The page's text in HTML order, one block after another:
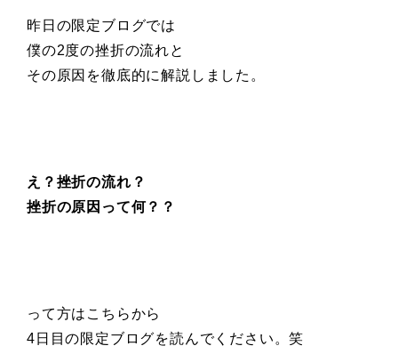
昨日の限定ブログでは
僕の2度の挫折の流れと
その原因を徹底的に解説しました。
え？挫折の流れ？
挫折の原因って何？？
って方はこちらから
4日目の限定ブログを読んでください。笑